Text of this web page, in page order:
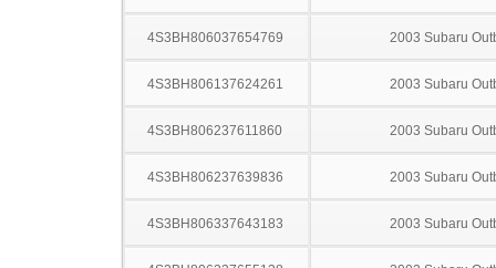
4S3BH806037654769 2003 Subaru
4S3BH806137624261 2003 Subaru
4S3BH806237611860 2003 Subaru
4S3BH806237639836 2003 Subaru
4S3BH806337643183 2003 Subaru